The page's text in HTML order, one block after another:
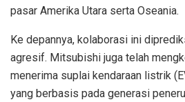
pasar Amerika Utara serta Oseania.
Ke depannya, kolaborasi ini
agresif. Mitsubishi juga telah
menerima suplai kendaraan listrik
yang berbasis pada generasi